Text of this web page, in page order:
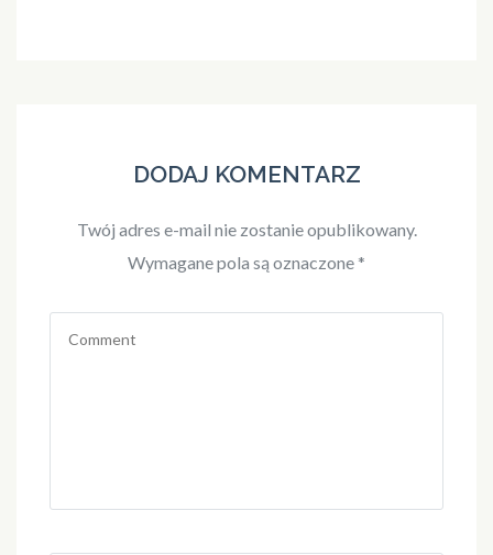
DODAJ KOMENTARZ
Twój adres e-mail nie zostanie opublikowany.
Wymagane pola są oznaczone *